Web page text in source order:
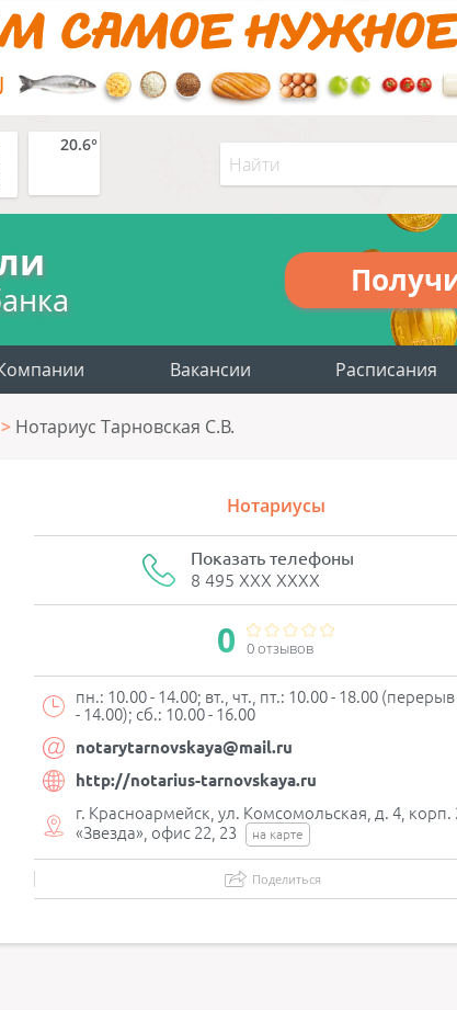
20.6°
Вакансии Расписания
Нотариус Тарновская С.В.
Нотариусы
Показать телефоны
8 495 XXX XXXX
0 0 отзывов
пн.: 10.00 - 14.00; вт., чт., пт.: 10.00 - 18.00
- 14.00); сб.: 10.00 - 16.00
notarytarnovskaya@mail.ru
http://notarius-tarnovskaya.ru
г. Красноармейск, ул. Комсомольская, д. 4, корп.
«Звезда», офис 22, 23
на карте
Поделиться